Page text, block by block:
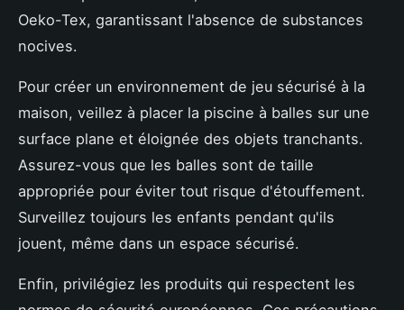
Oeko-Tex, garantissant l'absence de substances
nocives.
Pour créer un environnement de jeu sécurisé à la
maison, veillez à placer la piscine à balles sur une
surface plane et éloignée des objets tranchants.
Assurez-vous que les balles sont de taille
appropriée pour éviter tout risque d'étouffement.
Surveillez toujours les enfants pendant qu'ils
jouent, même dans un espace sécurisé.
Enfin, privilégiez les produits qui respectent les